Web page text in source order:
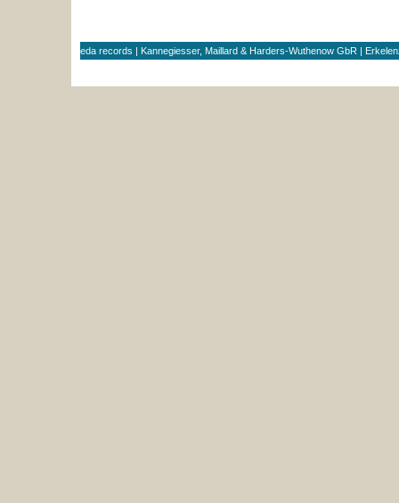
eda records | Kannegiesser, Maillard & Harders-Wuthenow GbR |